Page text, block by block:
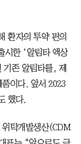
환자의 투약 편의
시한 ‘알림타 액상
기존 알림타를, 제
이다. 앞서 2023
했다.
탁개발생산(CDM